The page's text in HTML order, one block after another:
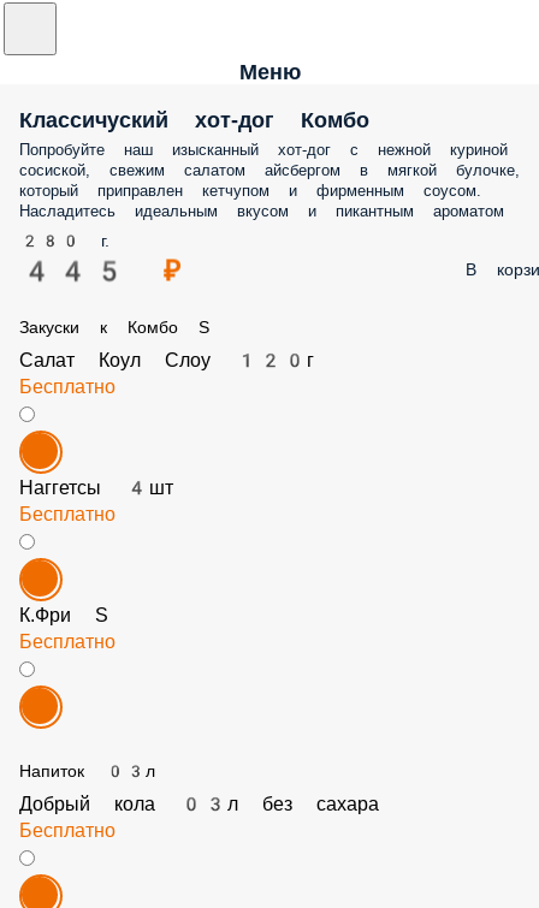
Меню
Классичуский хот-дог Комбо
Попробуйте наш изысканный хот-дог с нежной куриной сосиской,
свежим салатом айсбергом в мягкой булочке, который приправлен
кетчупом и фирменным соусом. Насладитесь идеальным вкусом и
пикантным ароматом
280 г.
445 ₽ В
Закуски к Комбо S
Салат Коул Слоу 120г
Бесплатно
Наггетсы 4шт
Бесплатно
Напиток 03л
Добрый кола 03л без сахара
Бесплатно